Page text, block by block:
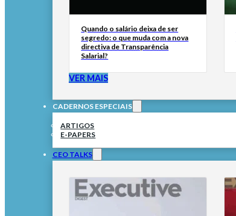
Quando o salário deixa de ser
segredo: o que muda com a nova
directiva de Transparência
Salarial?
VER MAIS
CADERNOS ESPECIAIS
ARTIGOS
E-PAPERS
CEO TALKS